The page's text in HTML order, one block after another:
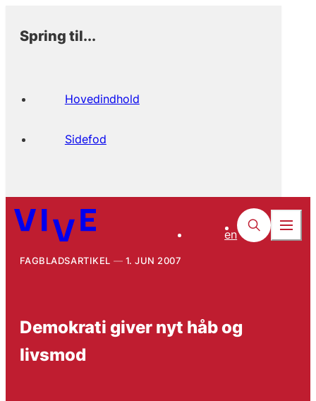
Spring til...
Hovedindhold
Sidefod
en
FAGBLADSARTIKEL 1. JUN 2007
Demokrati giver nyt håb og
livsmod